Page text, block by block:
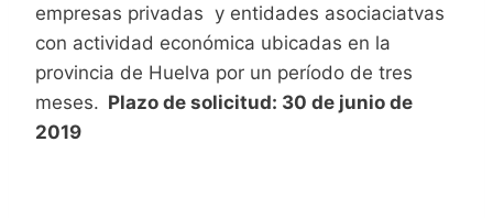
empresas privadas y entidades asociaciatvas
con actividad económica ubicadas en la
provincia de Huelva por un período de tres
meses. Plazo de solicitud: 30 de junio de
2019